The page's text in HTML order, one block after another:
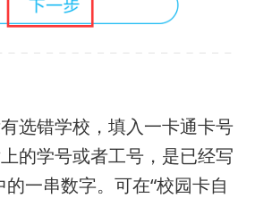
选错学校，填入一卡通卡号
上的学号或者工号，是已经写
一串数字。可在“校园卡自